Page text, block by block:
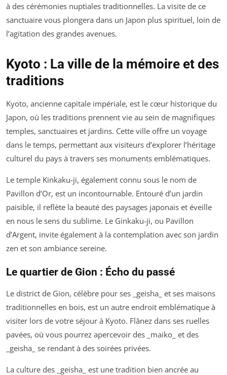
à des cérémonies nuptiales traditionnelles. La visite de ce
sanctuaire vous plongera dans un Japon plus spirituel, loin de
l’agitation des grandes avenues.
Kyoto : La ville de la mémoire et des
traditions
Kyoto, ancienne capitale impériale, est le cœur historique du
Japon, où les traditions prennent vie au sein de magnifiques
temples, sanctuaires et jardins. Cette ville offre un voyage
dans le temps, permettant aux visiteurs d’explorer l’héritage
culturel du pays à travers ses monuments emblématiques.
Le temple Kinkaku-ji, également connu sous le nom de
Pavillon d’Or, est un incontournable. Entouré d’un jardin
paisible, il reflète la beauté des paysages japonais et éveille
en nous le sens du sublime. Le Ginkaku-ji, ou Pavillon
d’Argent, invite également à la contemplation avec son jardin
zen et son ambiance sereine.
Le quartier de Gion : Écho du passé
Le district de Gion, célèbre pour ses _geisha_ et ses maisons
traditionnelles en bois, est un autre endroit emblématique à
visiter lors de votre séjour à Kyoto. Flânez dans ses ruelles
pavées, où vous pourrez apercevoir des _maiko_ et des
_geisha_ se rendant à des soirées privées.
La culture des _geisha_ est une tradition bien ancrée au